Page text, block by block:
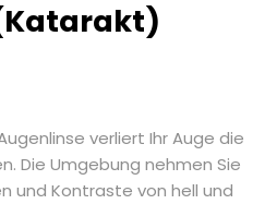
verliert Ihr Auge die
Die Umgebung nehmen Sie
und Kontraste von hell und